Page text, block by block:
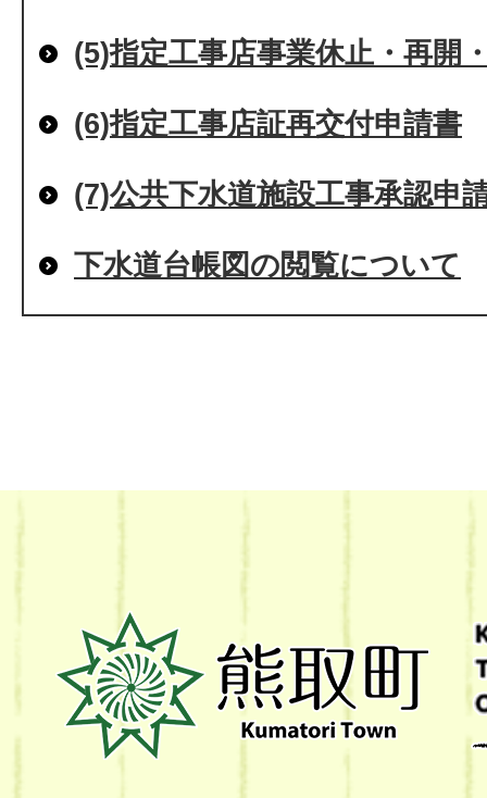
(5)指定工事店事業休止・再開
(6)指定工事店証再交付申請書
(7)公共下水道施設工事承認申
下水道台帳図の閲覧について
熊
取
町
Kumatori